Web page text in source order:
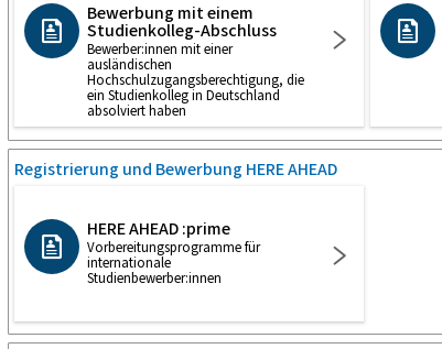
Bewerbung mit einem
Studienkolleg-Abschluss
Bewerber:innen mit einer
ausländischen
Hochschulzugangsberechtigung, die
ein Studienkolleg in Deutschland
absolviert haben
Registrierung und Bewerbung HERE AHEAD
HERE AHEAD :prime
Vorbereitungsprogramme für
internationale
Studienbewerber:innen